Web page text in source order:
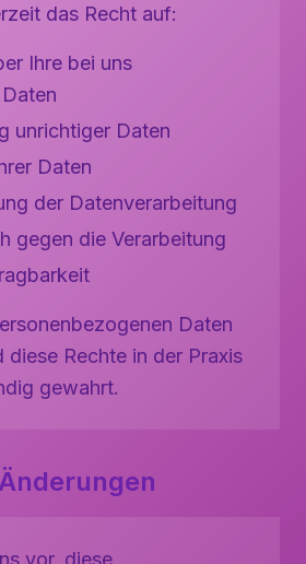
das Recht auf:
Ihre bei uns
unrichtiger Daten
Daten
der Datenverarbeitung
gegen die Verarbeitung
Daten
diese Rechte in der Praxis
gewahrt.
vor, diese